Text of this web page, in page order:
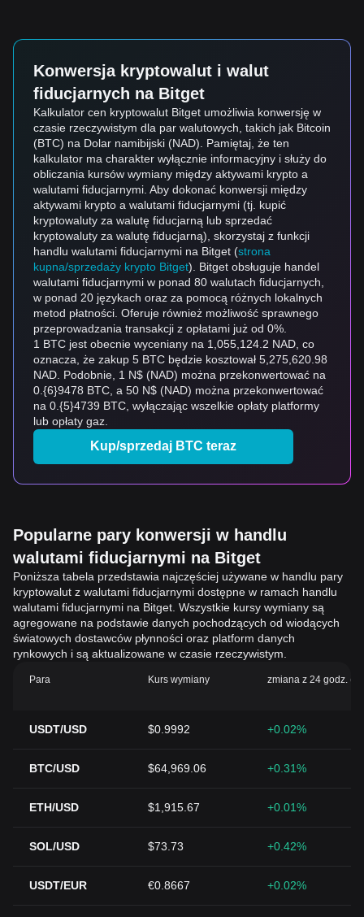
Konwersja kryptowalut i walut
fiducjarnych na Bitget
Kalkulator cen kryptowalut Bitget umożliwia konwersję w
czasie rzeczywistym dla par walutowych, takich jak Bitcoin
(BTC) na Dolar namibijski (NAD). Pamiętaj, że ten
kalkulator ma charakter wyłącznie informacyjny i służy do
obliczania kursów wymiany między aktywami krypto a
walutami fiducjarnymi. Aby dokonać konwersji między
aktywami krypto a walutami fiducjarnymi (tj. kupić
kryptowaluty za walutę fiducjarną lub sprzedać
kryptowaluty za walutę fiducjarną), skorzystaj z funkcji
handlu walutami fiducjarnymi na Bitget (strona
kupna/sprzedaży krypto Bitget). Bitget obsługuje handel
walutami fiducjarnymi w ponad 80 walutach fiducjarnych,
w ponad 20 językach oraz za pomocą różnych lokalnych
metod płatności. Oferuje również możliwość sprawnego
przeprowadzania transakcji z opłatami już od 0%.
1 BTC jest obecnie wyceniany na 1,055,124.2 NAD, co
oznacza, że zakup 5 BTC będzie kosztował 5,275,620.98
NAD. Podobnie, 1 N$ (NAD) można przekonwertować na
0.{6}9478 BTC, a 50 N$ (NAD) można przekonwertować
na 0.{5}4739 BTC, wyłączając wszelkie opłaty platformy
lub opłaty gaz.
Kup/sprzedaj BTC teraz
Popularne pary konwersji w handlu
walutami fiducjarnymi na Bitget
Poniższa tabela przedstawia najczęściej używane w handlu pary
kryptowalut z walutami fiducjarnymi dostępne w ramach handlu
walutami fiducjarnymi na Bitget. Wszystkie kursy wymiany są
agregowane na podstawie danych pochodzących od wiodących
światowych dostawców płynności oraz platform danych
rynkowych i są aktualizowane w czasie rzeczywistym.
Para Kurs wymiany zmiana z 24 godz.
USDT/USD $0.9992 +0.02%
BTC/USD $64,969.06 +0.31%
ETH/USD $1,915.67 +0.01%
SOL/USD $73.73 +0.42%
USDT/EUR €0.8667 +0.02%